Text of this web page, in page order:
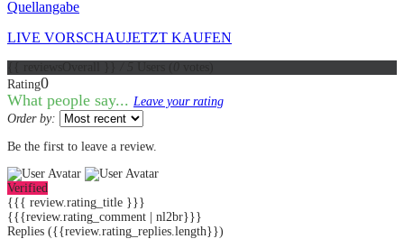
Quellangabe
LIVE VORSCHAUJETZT KAUFEN
Rating0
What people say... Leave your rating
Order by:
Be the first to leave a review.
Verified
{{{ review.rating_title }}}
{{{review.rating_comment | nl2br}}}
Replies ({{review.rating_replies.length}})